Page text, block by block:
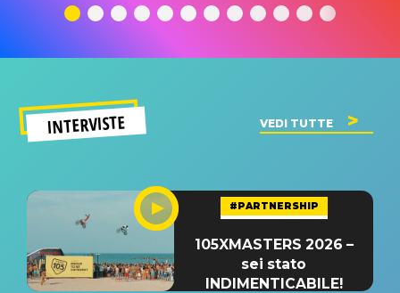
significato
del singolo
INTERVISTE VEDI TUTTE
#PARTNERSHIP
105XMASTERS 2026 –
sei stato
INDIMENTICABILE!